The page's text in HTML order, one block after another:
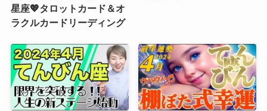
星座💖タロットカード＆オ
ラクルカードリーディング